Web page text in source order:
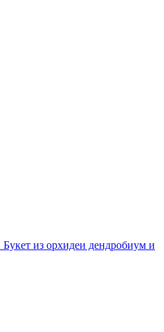
из орхидеи дендробиум и